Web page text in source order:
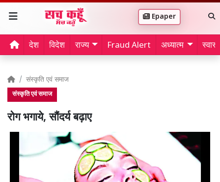
Epaper
देश विदेश राज्य Fraud Alert अध्यात्म
संस्कृति एवं समाज
संस्कृति एवं समाज
रोग भगाये, सौंदर्य बढ़ाए